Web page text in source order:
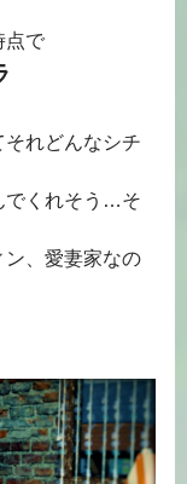
点で
れどんなシチ
でくれそう…そ
ン、愛妻家なの